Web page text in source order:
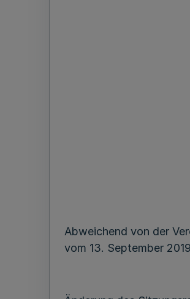
Abweichend von der
vom 13. September